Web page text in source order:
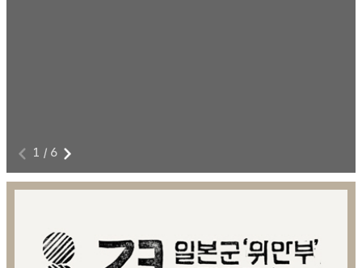
본 영상물은 아카이브814 제공을 위해 제작된 영상콘텐츠이다.
1 / 6